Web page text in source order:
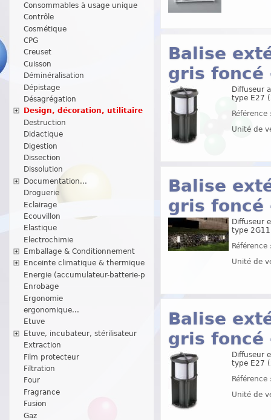
Consommables à usage unique
Contrôle
Cosmétique
CPG
Creuset
Cuisson
Déminéralisation
Dépistage
Désagrégation
Design, décoration, utilitaire
Destruction
Didactique
Digestion
Dissection
Dissolution
Documentation...
Droguerie
Eclairage
Ecouvillon
Elastique
Electrochimie
Emballage & Conditionnement
Enceinte climatique & thermique
Energie (accumulateur-batterie-p
Enrobage
Ergonomie
ergonomique...
Etuve
Etuve, incubateur, stérilisateur
Extraction
Film protecteur
Filtration
Four
Fragrance
Fusion
Gaz
Balise
gris foncé
Diffuseur
type E27
Unité de
Balise
gris foncé
Diffuseur
type
Unité de
Balise
gris foncé
Diffuseur
type E27
Unité de